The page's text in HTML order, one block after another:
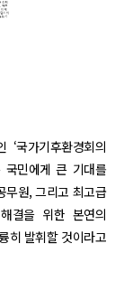
국가기후환경회의
국민에게 큰 기대를
무원, 그리고 최고급
결을 위한 본연의
히 발휘할 것이라고